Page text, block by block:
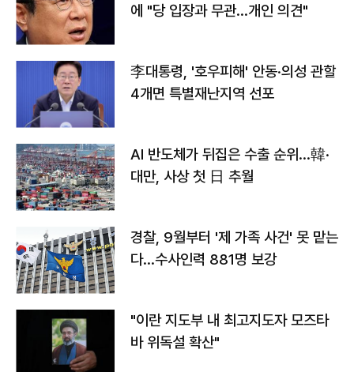
에 "당 입장과 무관…개인 의견"
李대통령, '호우피해' 안동·의성 관할
4개면 특별재난지역 선포
AI 반도체가 뒤집은 수출 순위…韓·
대만, 사상 첫 日 추월
경찰, 9월부터 '제 가족 사건' 못 맡는
다…수사인력 881명 보강
"이란 지도부 내 최고지도자 모즈타
바 위독설 확산"